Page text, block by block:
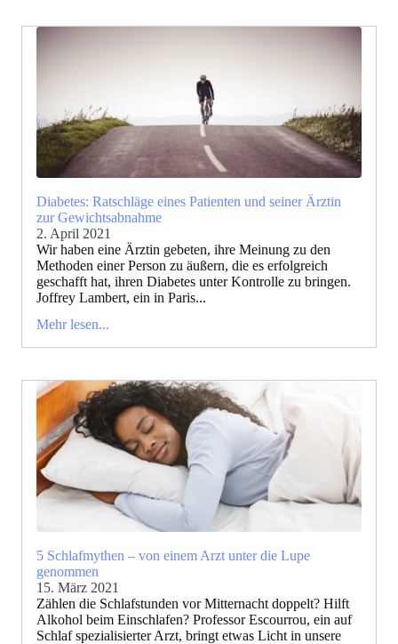
Diabetes: Ratschläge eines Patienten und seiner Ärztin
zur Gewichtsabnahme
2. April 2021
Wir haben eine Ärztin gebeten, ihre Meinung zu den
Methoden einer Person zu äußern, die es erfolgreich
geschafft hat, ihren Diabetes unter Kontrolle zu bringen.
Joffrey Lambert, ein in Paris...
Mehr lesen...
5 Schlafmythen – von einem Arzt unter die Lupe
genommen
15. März 2021
Zählen die Schlafstunden vor Mitternacht doppelt? Hilft
Alkohol beim Einschlafen? Professor Escourrou, ein auf
Schlaf spezialisierter Arzt, bringt etwas Licht in unsere